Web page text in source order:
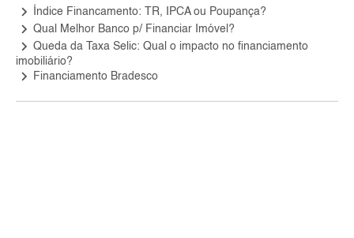
keyboard_arrow_right Índice Financamento: TR, IPCA ou Poupança?
keyboard_arrow_right Qual Melhor Banco p/ Financiar Imóvel?
keyboard_arrow_right Queda da Taxa Selic: Qual o impacto no financiamento
imobiliário?
keyboard_arrow_right Financiamento Bradesco